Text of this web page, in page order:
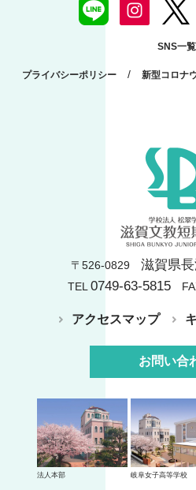
SNS一覧
プライバシーポリシー / 新型コロナ
〒526-0829 滋賀県
TEL0749-63-5815
アクセスマップ
お問い合
法人本部 岐阜女子高等学校